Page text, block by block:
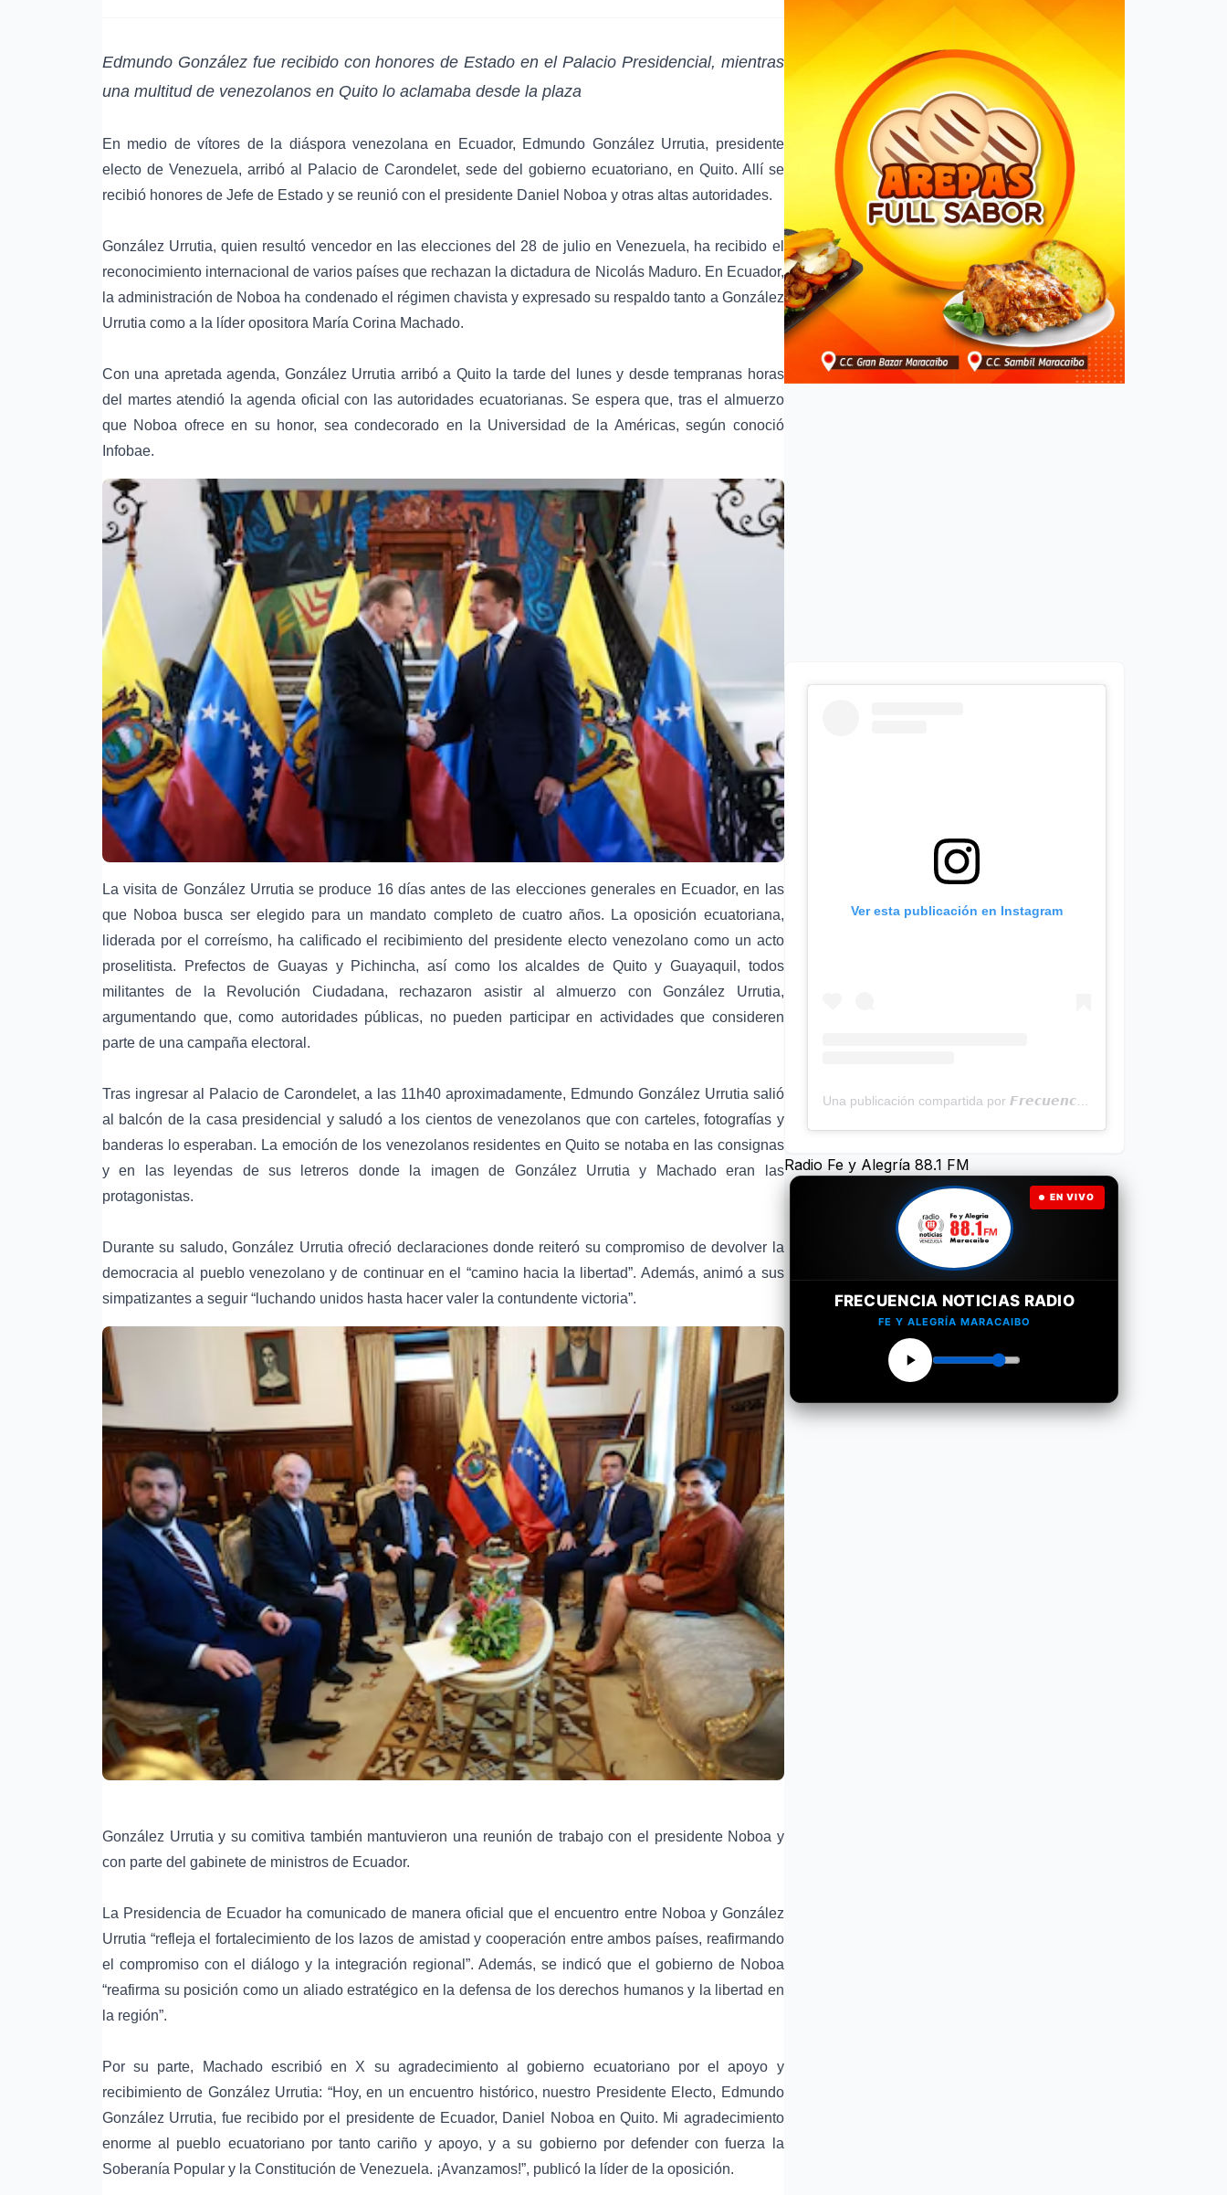
Edmundo Gonzálezfue recibido con honores de Estado en el Palacio Presidencial, mientras
una multitud de venezolanos en Quito lo aclamaba desde la plaza
En medio de vítores de la diáspora venezolana en Ecuador, Edmundo González Urrutia, presidente
electo de Venezuela, arribó al Palacio de Carondelet, sede del gobierno ecuatoriano, en Quito. Allí se
recibió honores de Jefe de Estado y se reunió con el presidente Daniel Noboa y otras altas autoridades.
González Urrutia, quien resultó vencedor en las elecciones del 28 de julio en Venezuela, ha recibido el
reconocimiento internacional de varios países que rechazan la dictadura de Nicolás Maduro. En Ecuador,
la administración de Noboa ha condenado el régimen chavista y expresado su respaldo tanto a González
Urrutia como a la líder opositora María Corina Machado.
Con una apretada agenda, González Urrutia arribó a Quito la tarde del lunes y desde tempranas horas
del martes atendió la agenda oficial con las autoridades ecuatorianas. Se espera que, tras el almuerzo
que Noboa ofrece en su honor, sea condecorado en la Universidad de la Américas, según conoció
Infobae.
La visita de González Urrutia se produce 16 días antes de las elecciones generales en Ecuador, en las
que Noboa busca ser elegido para un mandato completo de cuatro años. La oposición ecuatoriana,
liderada por el correísmo, ha calificado el recibimiento del presidente electo venezolano como un acto
proselitista. Prefectos de Guayas y Pichincha, así como los alcaldes de Quito y Guayaquil, todos
militantes de la Revolución Ciudadana, rechazaron asistir al almuerzo con González Urrutia,
argumentando que, como autoridades públicas, no pueden participar en actividades que consideren
parte de una campaña electoral.
Tras ingresar al Palacio de Carondelet, a las 11h40 aproximadamente, Edmundo González Urrutia salió
al balcón de la casa presidencial y saludó a los cientos de venezolanos que con carteles, fotografías y
banderas lo esperaban. La emoción de los venezolanos residentes en Quito se notaba en las consignas
y en las leyendas de sus letreros donde la imagen de González Urrutia y Machado eran las
protagonistas.
Durante su saludo, González Urrutia ofreció declaraciones donde reiteró su compromiso de devolver la
democracia al pueblo venezolano y de continuar en el “camino hacia la libertad”. Además, animó a sus
simpatizantes a seguir “luchando unidos hasta hacer valer la contundente victoria”.
González Urrutia y su comitiva también mantuvieron una reunión de trabajo con el presidente Noboa y
con parte del gabinete de ministros de Ecuador.
La Presidencia de Ecuador ha comunicado de manera oficial que el encuentro entre Noboa y González
Urrutia “refleja el fortalecimiento de los lazos de amistad y cooperación entre ambos países, reafirmando
el compromiso con el diálogo y la integración regional”. Además, se indicó que el gobierno de Noboa
“reafirma su posición como un aliado estratégico en la defensa de los derechos humanos y la libertad en
la región”.
Por su parte, Machado escribió en X su agradecimiento al gobierno ecuatoriano por el apoyo y
recibimiento de González Urrutia: “Hoy, en un encuentro histórico, nuestro Presidente Electo, Edmundo
González Urrutia, fue recibido por el presidente de Ecuador, Daniel Noboa en Quito. Mi agradecimiento
enorme al pueblo ecuatoriano por tanto cariño y apoyo, y a su gobierno por defender con fuerza la
Soberanía Popular y la Constitución de Venezuela. ¡Avanzamos!”, publicó la líder de la oposición.
Ver esta publicación en Instagram
Una publicación compartida por 𝙁𝙧𝙚𝙘𝙪𝙚𝙣𝙘𝙞𝙖 𝙉𝙤𝙩𝙞𝙘𝙞𝙖𝙨 | Programa Radial (@frecuencianoticias)
Radio Fe y Alegría 88.1 FM
EN VIVO
FRECUENCIA NOTICIAS RADIO
FE Y ALEGRÍA MARACAIBO